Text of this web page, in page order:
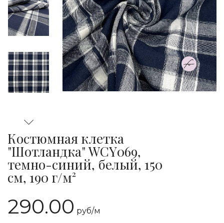
Костюмная клетка
"Шотландка" WCY069,
темно-синий, белый, 150
см, 190 г/м²
290.00 руб/м